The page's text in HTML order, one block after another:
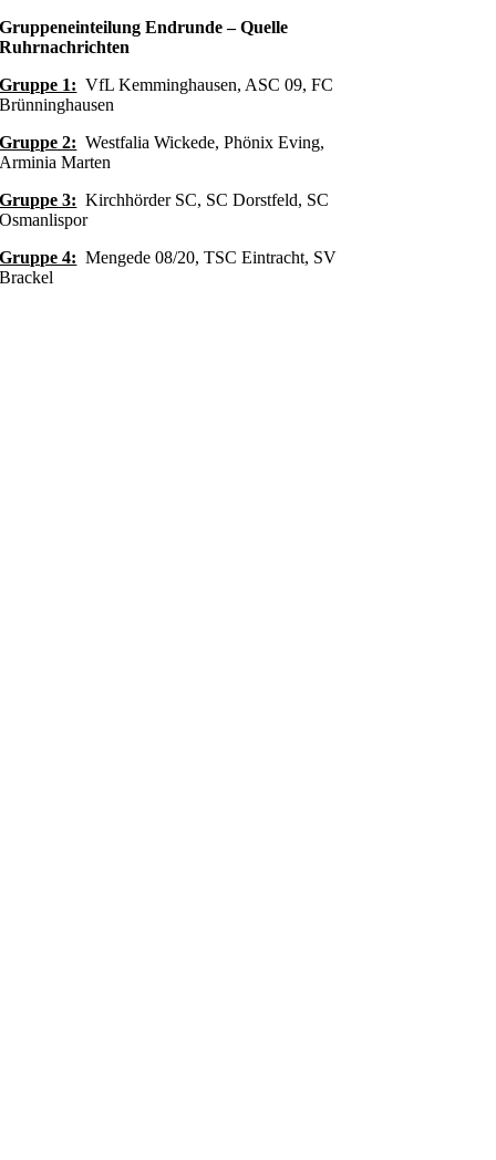
Gruppeneinteilung Endrunde – Quelle
Ruhrnachrichten
Gruppe 1: VfL Kemminghausen, ASC 09, FC
Brünninghausen
Gruppe 2: Westfalia Wickede, Phönix Eving,
Arminia Marten
Gruppe 3: Kirchhörder SC, SC Dorstfeld, SC
Osmanlispor
Gruppe 4: Mengede 08/20, TSC Eintracht, SV
Brackel